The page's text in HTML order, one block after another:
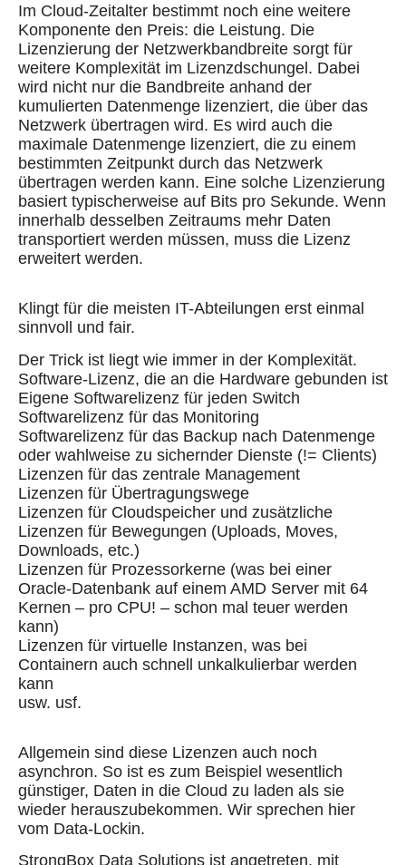
Im Cloud-Zeitalter bestimmt noch eine weitere
Komponente den Preis: die Leistung. Die
Lizenzierung der Netzwerkbandbreite sorgt für
weitere Komplexität im Lizenzdschungel. Dabei
wird nicht nur die Bandbreite anhand der
kumulierten Datenmenge lizenziert, die über das
Netzwerk übertragen wird. Es wird auch die
maximale Datenmenge lizenziert, die zu einem
bestimmten Zeitpunkt durch das Netzwerk
übertragen werden kann. Eine solche Lizenzierung
basiert typischerweise auf Bits pro Sekunde. Wenn
innerhalb desselben Zeitraums mehr Daten
transportiert werden müssen, muss die Lizenz
erweitert werden.
Klingt für die meisten IT-Abteilungen erst einmal
sinnvoll und fair.
Der Trick ist liegt wie immer in der Komplexität.
Software-Lizenz, die an die Hardware gebunden ist
Eigene Softwarelizenz für jeden Switch
Softwarelizenz für das Monitoring
Softwarelizenz für das Backup nach Datenmenge
oder wahlweise zu sichernder Dienste (!= Clients)
Lizenzen für das zentrale Management
Lizenzen für Übertragungswege
Lizenzen für Cloudspeicher und zusätzliche
Lizenzen für Bewegungen (Uploads, Moves,
Downloads, etc.)
Lizenzen für Prozessorkerne (was bei einer
Oracle-Datenbank auf einem AMD Server mit 64
Kernen – pro CPU! – schon mal teuer werden
kann)
Lizenzen für virtuelle Instanzen, was bei
Containern auch schnell unkalkulierbar werden
kann
usw. usf.
Allgemein sind diese Lizenzen auch noch
asynchron. So ist es zum Beispiel wesentlich
günstiger, Daten in die Cloud zu laden als sie
wieder herauszubekommen. Wir sprechen hier
vom Data-Lockin.
StrongBox Data Solutions ist angetreten, mit